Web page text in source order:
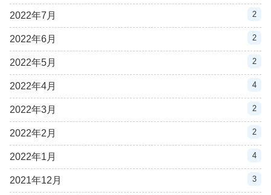
2022年7月 2
2022年6月 2
2022年5月 2
2022年4月 4
2022年3月 2
2022年2月 2
2022年1月 4
2021年12月 3